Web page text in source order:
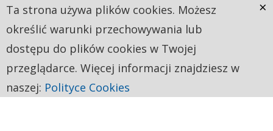
Ta strona używa plików cookies. Możesz
określić warunki przechowywania lub
dostępu do plików cookies w Twojej
przeglądarce. Więcej informacji znajdziesz w
naszej: Polityce Cookies
×